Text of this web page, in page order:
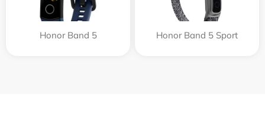
Honor Band 5 Honor Band 5 Sport